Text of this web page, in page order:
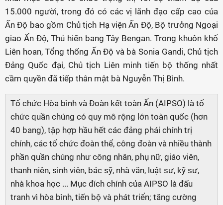
15.000 người, trong đó có các vị lãnh đạo cấp cao của
Ấn Độ bao gồm Chủ tịch Hạ viện Ấn Độ, Bộ trưởng Ngoại
giao Ấn Độ, Thủ hiến bang Tây Bengan. Trong khuôn khổ
Liên hoan, Tổng thống Ấn Độ và bà Sonia Gandi, Chủ tịch
Đảng Quốc đại, Chủ tịch Liên minh tiến bộ thống nhất
cầm quyền đã tiếp thân mật bà Nguyễn Thị Bình.
Tổ chức Hòa bình và Đoàn kết toàn Ấn (AIPSO) là tổ
chức quần chúng có quy mô rộng lớn toàn quốc (hơn
40 bang), tập hợp hầu hết các đảng phái chính trị
chính, các tổ chức đoàn thể, công đoàn và nhiều thành
phần quần chúng như công nhân, phụ nữ, giáo viên,
thanh niên, sinh viên, bác sỹ, nhà văn, luật sư, kỹ sư,
nhà khoa học ... Mục đích chính của AIPSO là đấu
tranh vì hòa bình, tiến bộ và phát triển; tăng cường